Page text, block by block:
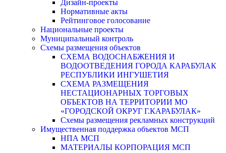
Дизайн-проекты
Нормативные акты
Рейтинговое голосование
Национальные проекты
Муниципальный контроль
Схемы размещения объектов
СХЕМА ВОДОСНАБЖЕНИЯ И
ВОДООТВЕДЕНИЯ ГОРОДА КАРАБУЛАК
РЕСПУБЛИКИ ИНГУШЕТИЯ
СХЕМА РАЗМЕЩЕНИЯ
НЕСТАЦИОНАРНЫХ ТОРГОВЫХ
ОБЪЕКТОВ НА ТЕРРИТОРИИ МО
«ГОРОДСКОЙ ОКРУГ Г.КАРАБУЛАК»
Схемы размещения рекламных конструкций
Имущественная поддержка объектов МСП
НПА МСП
МАТЕРИАЛЫ КОРПОРАЦИЯ МСП